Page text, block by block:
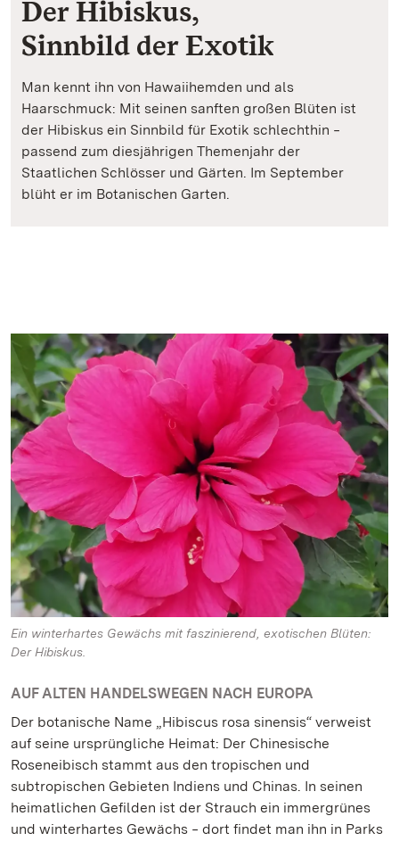
Der Hibiskus,
Sinnbild der Exotik
Man kennt ihn von Hawaiihemden und als
Haarschmuck: Mit seinen sanften großen Blüten ist
der Hibiskus ein Sinnbild für Exotik schlechthin ‒
passend zum diesjährigen Themenjahr der
Staatlichen Schlösser und Gärten. Im September
blüht er im Botanischen Garten.
Ein winterhartes Gewächs mit faszinierend, exotischen Blüten:
Der Hibiskus.
AUF ALTEN HANDELSWEGEN NACH EUROPA
Der botanische Name „Hibiscus rosa sinensis“ verweist
auf seine ursprüngliche Heimat: Der Chinesische
Roseneibisch stammt aus den tropischen und
subtropischen Gebieten Indiens und Chinas. In seinen
heimatlichen Gefilden ist der Strauch ein immergrünes
und winterhartes Gewächs ‒ dort findet man ihn in Parks